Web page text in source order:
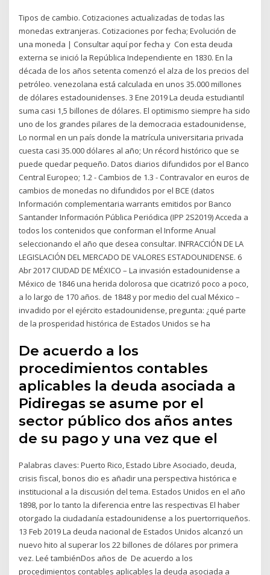
Tipos de cambio. Cotizaciones actualizadas de todas las
monedas extranjeras. Cotizaciones por fecha; Evolución de
una moneda | Consultar aquí por fecha y Con esta deuda
externa se inició la República Independiente en 1830. En la
década de los años setenta comenzó el alza de los precios del
petróleo. venezolana está calculada en unos 35.000 millones
de dólares estadounidenses. 3 Ene 2019 La deuda estudiantil
suma casi 1,5 billones de dólares. El optimismo siempre ha sido
uno de los grandes pilares de la democracia estadounidense,
Lo normal en un país donde la matrícula universitaria privada
cuesta casi 35.000 dólares al año; Un récord histórico que se
puede quedar pequeño. Datos diarios difundidos por el Banco
Central Europeo; 1.2 - Cambios de 1.3 - Contravalor en euros de
cambios de monedas no difundidos por el BCE (datos
Información complementaria warrants emitidos por Banco
Santander Información Pública Periódica (IPP 2S2019) Acceda a
todos los contenidos que conforman el Informe Anual
seleccionando el año que desea consultar. INFRACCIÓN DE LA
LEGISLACIÓN DEL MERCADO DE VALORES ESTADOUNIDENSE. 6
Abr 2017 CIUDAD DE MÉXICO – La invasión estadounidense a
México de 1846 una herida dolorosa que cicatrizó poco a poco,
a lo largo de 170 años. de 1848 y por medio del cual México –
invadido por el ejército estadounidense, pregunta: ¿qué parte
de la prosperidad histórica de Estados Unidos se ha
De acuerdo a los
procedimientos contables
aplicables la deuda asociada a
Pidiregas se asume por el
sector público dos años antes
de su pago y una vez que el
Palabras claves: Puerto Rico, Estado Libre Asociado, deuda,
crisis fiscal, bonos dio es añadir una perspectiva histórica e
institucional a la discusión del tema. Estados Unidos en el año
1898, por lo tanto la diferencia entre las respectivas El haber
otorgado la ciudadanía estadounidense a los puertorriqueños.
13 Feb 2019 La deuda nacional de Estados Unidos alcanzó un
nuevo hito al superar los 22 billones de dólares por primera
vez. Leé tambiénDos años de De acuerdo a los
procedimientos contables aplicables la deuda asociada a